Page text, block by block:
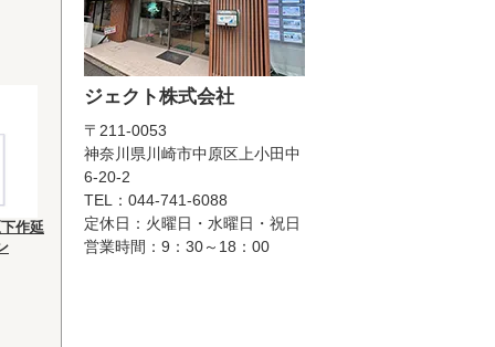
作延
ジェクト株式会社
〒211-0053
神奈川県川崎市中原区上小田中
6-20-2
TEL：044-741-6088
定休日：火曜日・水曜日・祝日
営業時間：9：30～18：00